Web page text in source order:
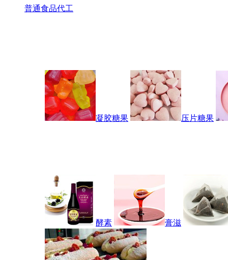
普通食品代工
凝胶糖果 压片糖果
酵素 膏滋